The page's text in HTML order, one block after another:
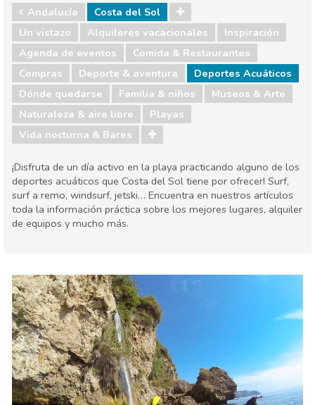
Andalucía
Costa del Sol
Un vistazo
Alquileres vacacionales
Inspiración
Agenda de eventos
Comida & Restaurantes
Compras
Deporte & aventura
Deportes Acuáticos
Dónde quedarse
Familia & niños
Museos & Arte
Naturaleza & aire libre
Playas
Vida nocturna & Bares
¡Disfruta de un día activo en la playa practicando alguno de los
deportes acuáticos que Costa del Sol tiene por ofrecer! Surf,
surf a remo, windsurf, jetski… Encuentra en nuestros artículos
toda la información práctica sobre los mejores lugares, alquiler
de equipos y mucho más.
Agenda de eventos
Comida & Restaurantes
Compras
Deporte & aventura
Familia & niños
Museos & Arte
Naturaleza & aire libre
Playas
Vida nocturna & Bares